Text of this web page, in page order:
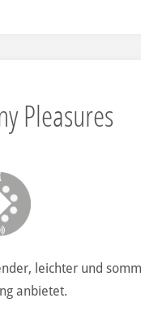
Pleasures
leichter und
anbietet.